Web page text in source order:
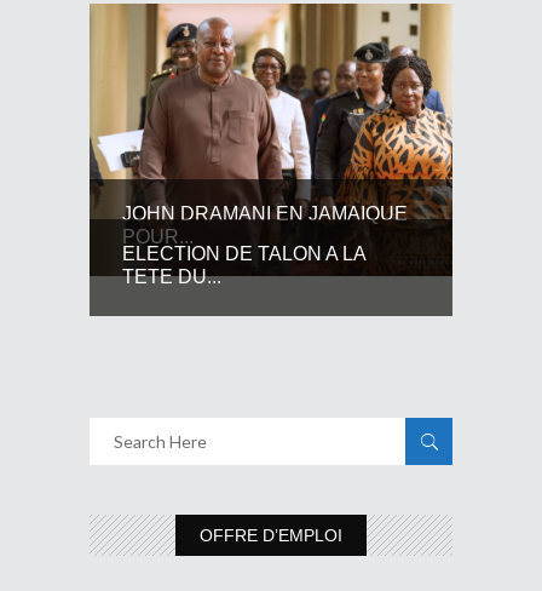
JOHN DRAMANI EN JAMAIQUE
POUR...
ELECTION DE TALON A LA
TETE DU...
OFFRE D’EMPLOI